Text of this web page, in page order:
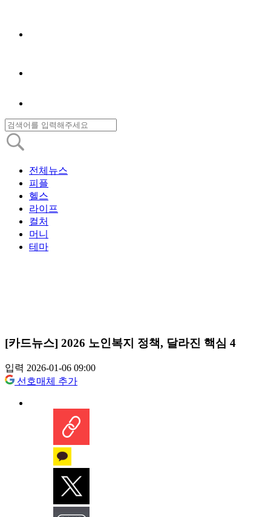
전체뉴스
피플
헬스
라이프
컬처
머니
테마
[카드뉴스] 2026 노인복지 정책, 달라진 핵심 4
입력 2026-01-06 09:00
선호매체 추가